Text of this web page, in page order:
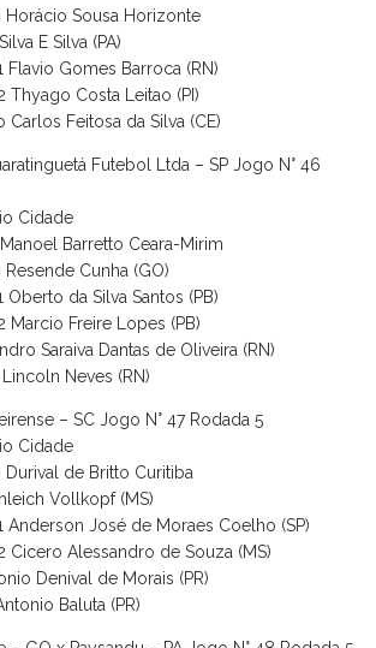
Sousa Horizonte
E Silva (PA)
Flavio Gomes Barroca (RN)
Thyago Costa Leitao (PI)
Carlos Feitosa da Silva (CE)
Futebol Ltda – SP Jogo N° 46
Cidade
Barretto Ceara-Mirim
Cunha (GO)
da Silva Santos (PB)
Marcio Freire Lopes (PB)
Saraiva Dantas de Oliveira (RN)
Neves (RN)
– SC Jogo N° 47 Rodada 5
Cidade
de Britto Curitiba
Vollkopf (MS)
Anderson José de Moraes Coelho (SP)
Cicero Alessandro de Souza (MS)
Denival de Morais (PR)
Baluta (PR)